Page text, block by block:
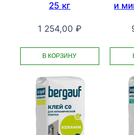
25 кг
1 254,00 ₽
В КОРЗИНУ
и